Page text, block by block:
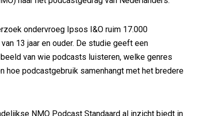
ondervroeg Ipsos I&O ruim 17.000
13 jaar en ouder. De studie geeft een
van wie podcasts luisteren, welke genres
hoe podcastgebruik samenhangt met het bredere
NMO Podcast Standaard al inzicht biedt in